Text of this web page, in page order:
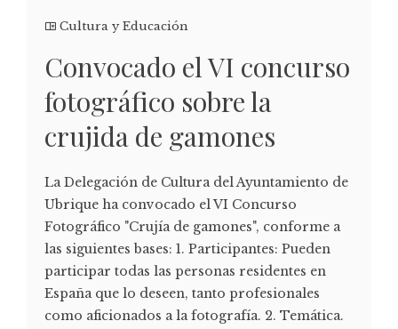
Cultura y Educación
Convocado el VI concurso
fotográfico sobre la
crujida de gamones
La Delegación de Cultura del Ayuntamiento de
Ubrique ha convocado el VI Concurso
Fotográfico "Crujía de gamones", conforme a
las siguientes bases: 1. Participantes: Pueden
participar todas las personas residentes en
España que lo deseen, tanto profesionales
como aficionados a la fotografía. 2. Temática.